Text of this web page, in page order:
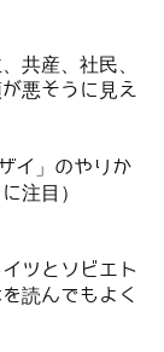
共産、社民、
悪そうに見え
イ」のやりか
注目）
ツとソビエト
読んでもよく